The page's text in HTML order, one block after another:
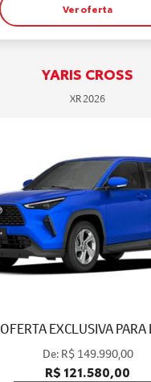
Ver oferta
YARIS CROSS
XR 2026
OFERTA EXCLUSIVA PARA
De: R$ 149.990,00
R$ 121.580,00